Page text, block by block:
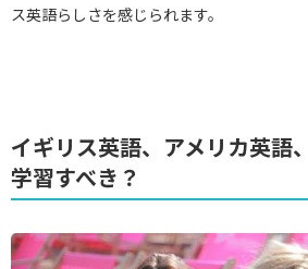
ス英語らしさを感じられます。
イギリス英語、アメリカ英語
学習すべき？